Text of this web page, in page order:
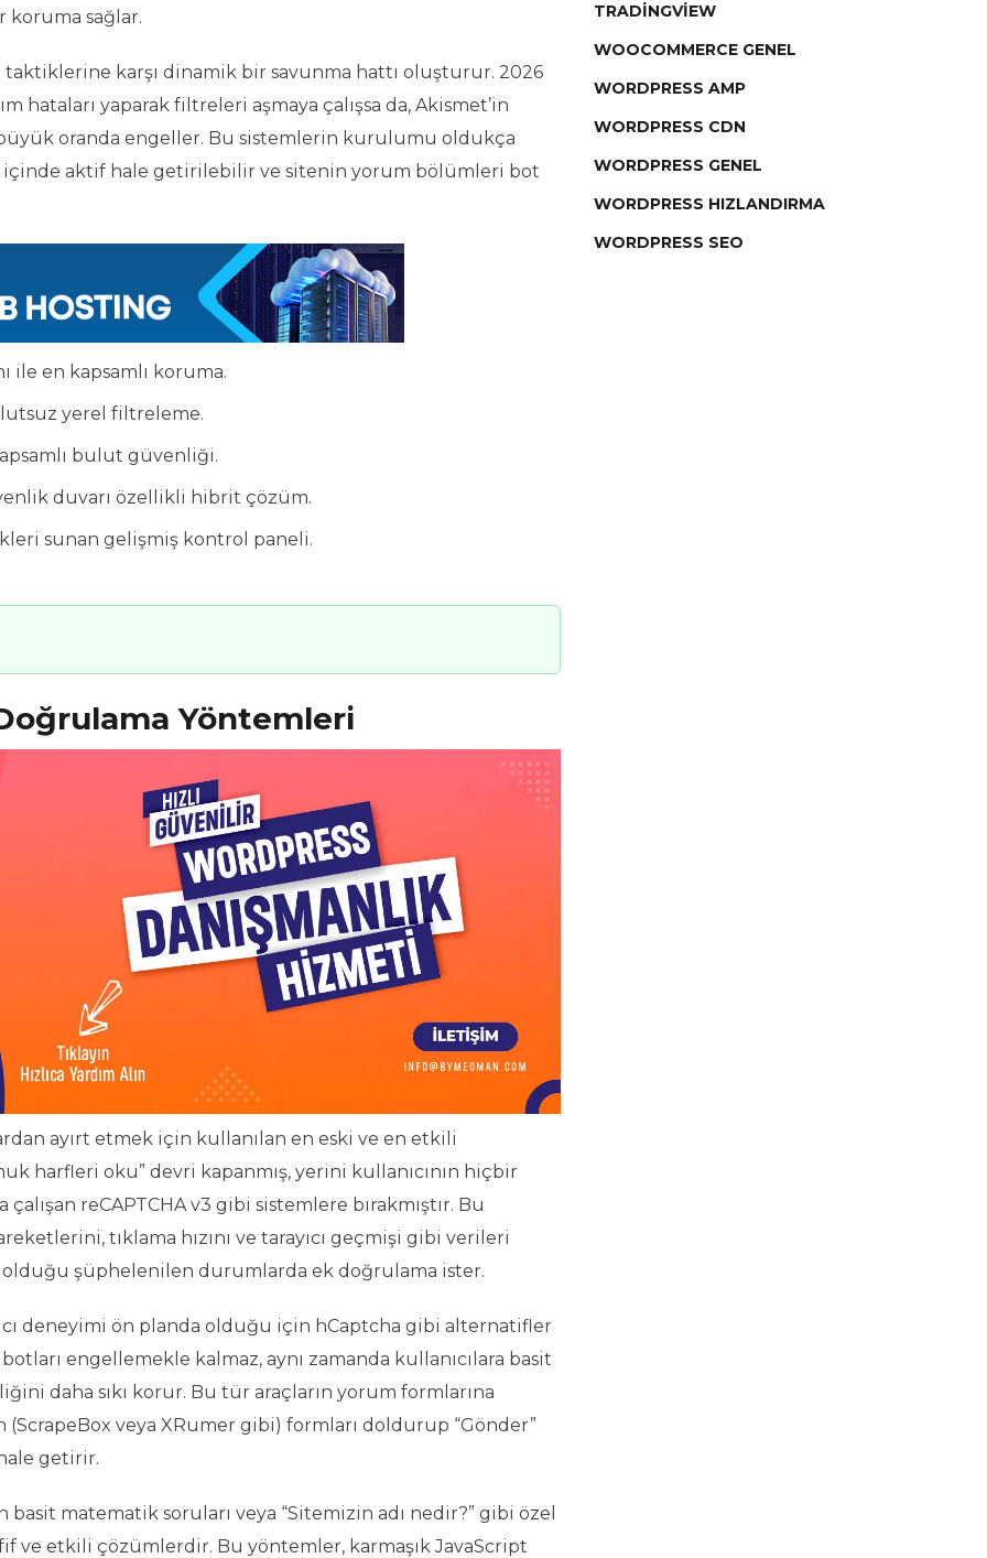
koruma sağlar.
karşı dinamik bir savunma hattı oluşturur. 2026
hataları yaparak filtreleri aşmaya çalışsa da, Akismet’in
oranda engeller. Bu sistemlerin kurulumu oldukça
içinde aktif hale getirilebilir ve sitenin yorum bölümleri bot
ile en kapsamlı koruma.
yerel filtreleme.
bulut güvenliği.
duvarı özellikli hibrit çözüm.
sunan gelişmiş kontrol paneli.
Yöntemleri
ayırt etmek için kullanılan en eski ve en etkili
harfleri oku” devri kapanmış, yerini kullanıcının hiçbir
reCAPTCHA v3 gibi sistemlere bırakmıştır. Bu
tıklama hızını ve tarayıcı geçmişi gibi verileri
olduğu şüphelenilen durumlarda ek doğrulama ister.
deneyimi ön planda olduğu için hCaptcha gibi alternatifler
engellemekle kalmaz, aynı zamanda kullanıcılara basit
daha sıkı korur. Bu tür araçların yorum formlarına
(ScrapeBox veya XRumer gibi) formları doldurup “Gönder”
getirir.
matematik soruları veya “Sitemizin adı nedir?” gibi özel
etkili çözümlerdir. Bu yöntemler, karmaşık JavaScript
TRADINGVIEW
WOOCOMMERCE GENEL
WORDPRESS AMP
WORDPRESS CDN
WORDPRESS GENEL
WORDPRESS HIZLANDIRMA
WORDPRESS SEO